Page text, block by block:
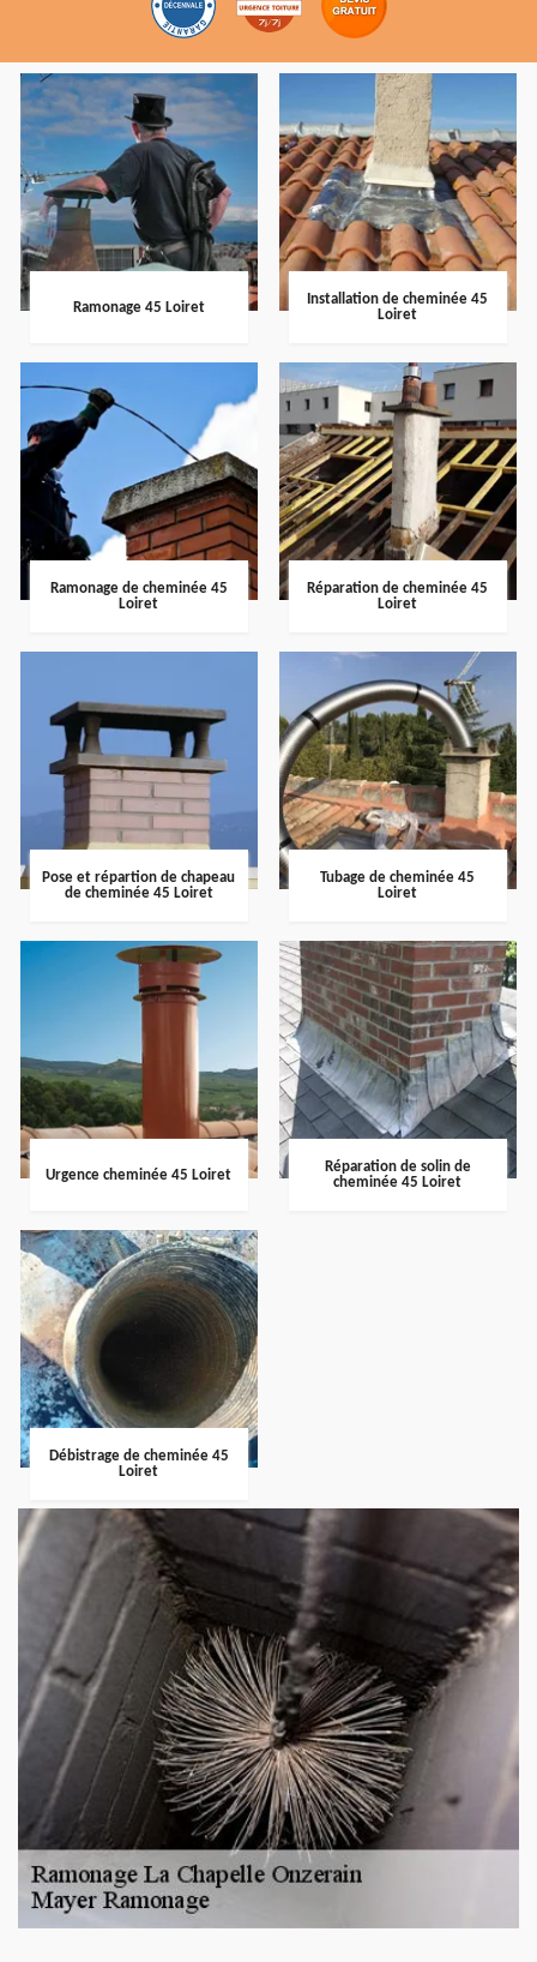
Ramonage 45 Loiret
Installation de cheminée 45
Loiret
Ramonage de cheminée 45
Loiret
Réparation de cheminée 45
Loiret
Pose et répartion de chapeau
de cheminée 45 Loiret
Tubage de cheminée 45
Loiret
Urgence cheminée 45 Loiret
Réparation de solin de
cheminée 45 Loiret
Débistrage de cheminée 45
Loiret